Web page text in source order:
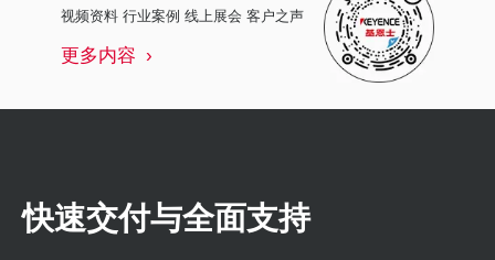
视频资料 行业案例 线上展会 客户之声
更多内容
快速交付与全面支持